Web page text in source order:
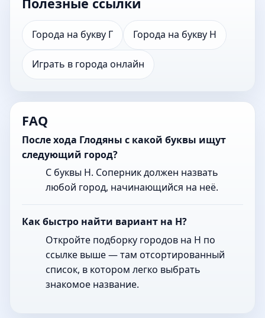
Города на букву Г Города на букву Н
Играть в города онлайн
FAQ
После хода Глодяны с какой буквы ищут
следующий город?
С буквы Н. Соперник должен назвать
любой город, начинающийся на неё.
Как быстро найти вариант на Н?
Откройте подборку городов на Н по
ссылке выше — там отсортированный
список, в котором легко выбрать
знакомое название.